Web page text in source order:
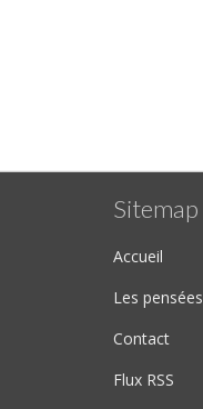
Sitemap
Accueil
Les pensées
Contact
Flux RSS